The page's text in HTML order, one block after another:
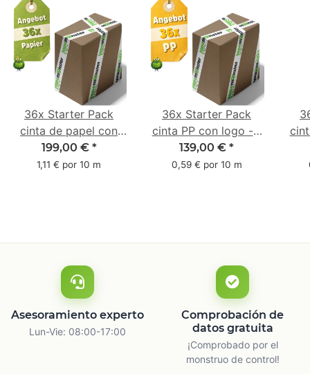
36x Starter Pack
cinta de papel con
logo - 1 color - 50
mm x 50 m - caucho
199,00 € *
1,11 € por 10 m
36x Starter Pack
cinta PP con logo - 1
color - 48 mm x 66 m
139,00 € *
0,59 € por 10 m
m
Asesoramiento experto
Lun-Vie: 08:00-17:00
Comprobación de
datos gratuita
¡Comprobado por el
monstruo de control!